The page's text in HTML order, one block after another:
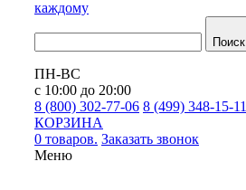
каждому
Поиск
ПН-ВС
с 10:00 до 20:00
8 (800) 302-77-06 8 (499) 348-15-11
КОРЗИНА
0 товаров. Заказать звонок
Меню